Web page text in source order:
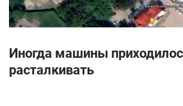
Иногда машины
расталкивать